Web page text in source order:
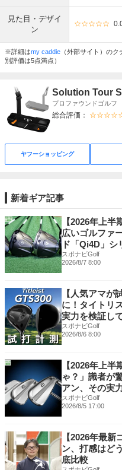
見た目・デザイ
ン
☆☆☆☆☆
※詳細はmy caddie （外部サイト）の
別評価は5点満点）
Solution Tour
プロファウンドゴルフ
総合評価：
ヤフーショッピング
新着ギア記事
【2026年上
広いゴルファ
ド「Qi4D」シ
スポナビGolf
2026/8/7 8:00
【人気アマが
に！タイトリ
実力を検証し
スポナビGolf
2026/8/6 8:00
【2026年上
ゃ？」識者が
アン、その実
スポナビGolf
2026/8/5 17:00
【2026年最
ン、打感はど
底比較